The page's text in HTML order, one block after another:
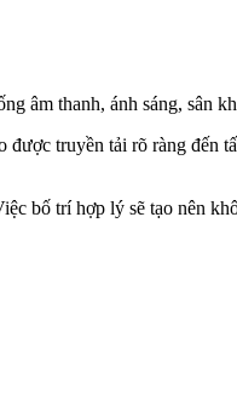
âm thanh, ánh sáng, sân
truyền tải rõ ràng đến
bố trí hợp lý sẽ tạo nên